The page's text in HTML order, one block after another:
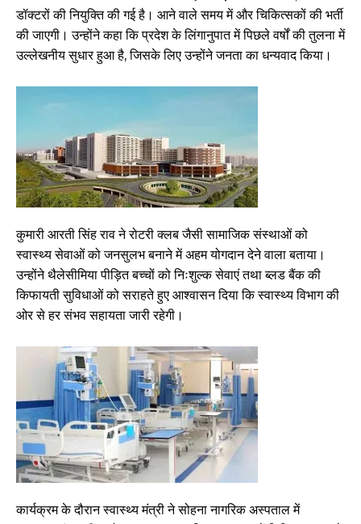
डॉक्टरों की नियुक्ति की गई है। आने वाले समय में और चिकित्सकों की भर्ती
की जाएगी। उन्होंने कहा कि प्रदेश के लिंगानुपात में पिछले वर्षों की तुलना में
उल्लेखनीय सुधार हुआ है, जिसके लिए उन्होंने जनता का धन्यवाद किया।
कुमारी आरती सिंह राव ने रोटरी क्लब जैसी सामाजिक संस्थाओं को
स्वास्थ्य सेवाओं को जनसुलभ बनाने में अहम योगदान देने वाला बताया।
उन्होंने थैलेसीमिया पीड़ित बच्चों को निःशुल्क सेवाएं तथा ब्लड बैंक की
किफायती सुविधाओं को सराहते हुए आश्वासन दिया कि स्वास्थ्य विभाग की
ओर से हर संभव सहायता जारी रहेगी।
कार्यक्रम के दौरान स्वास्थ्य मंत्री ने सोहना नागरिक अस्पताल में